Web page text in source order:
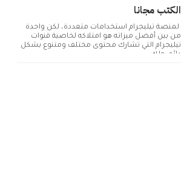
الكتب مجانا
لمنصة تيليجرام استخدامات متعددة، لكن واحدة
من بين أفضل ميزاته هو امتلاكه لخاصية قنوات
تيليجرام التي تشارك محتوى مختلف ومتنوع بشكل
دائم. ولك...